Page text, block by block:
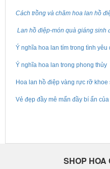
Cách trồng và chăm hoa lan hồ
Lan hồ điệp-món quà giáng sinh
Ý nghĩa hoa lan tím trong tình
Ý nghĩa hoa lan trong phong thủy
Hoa lan hồ điệp vàng rực rỡ khoe
Vẻ đẹp đầy mê mẩn đầy bí ẩn
SHOP HOA